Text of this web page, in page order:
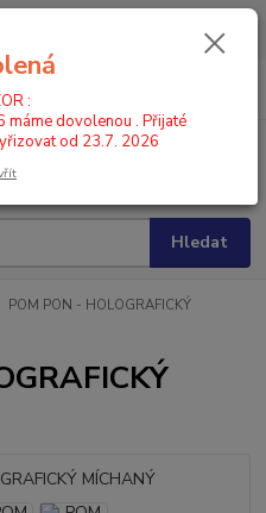
máme dovolenou . Přijaté
Hledat
POM PON - HOLOGRAFICKÝ
:
máme dovolenou . Přijaté
od 23.7. 2026